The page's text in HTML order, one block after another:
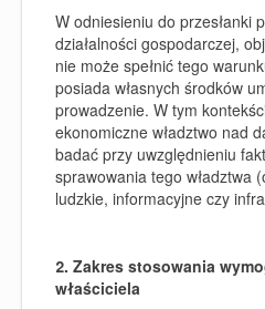
W odniesieniu do przesłanki
działalności gospodarczej,
nie może spełnić tego
posiada własnych środków
prowadzenie. W tym
ekonomiczne władztwo nad
badać przy uwzględnieniu
sprawowania tego władztwa
ludzkie, informacyjne czy
2. Zakres stosowania
właściciela